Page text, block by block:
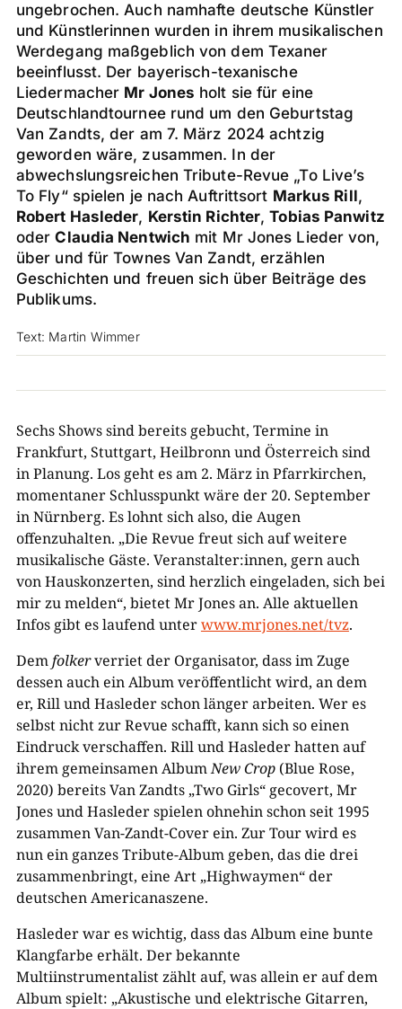
ungebrochen. Auch namhafte deutsche Künstler
und Künstlerinnen wurden in ihrem musikalischen
Werdegang maßgeblich von dem Texaner
beeinflusst. Der bayerisch-texanische
Liedermacher Mr Jones holt sie für eine
Deutschlandtournee rund um den Geburtstag
Van Zandts, der am 7. März 2024 achtzig
geworden wäre, zusammen. In der
abwechslungsreichen Tribute-Revue „To Live’s
To Fly“ spielen je nach Auftrittsort Markus Rill,
Robert Hasleder, Kerstin Richter,Tobias Panwitz
oderClaudia Nentwich mit Mr Jones Lieder von,
über und für Townes Van Zandt, erzählen
Geschichten und freuen sich über Beiträge des
Publikums.
Text: Martin Wimmer
Sechs Shows sind bereits gebucht, Termine in
Frankfurt, Stuttgart, Heilbronn und Österreich sind
in Planung. Los geht es am 2. März in Pfarrkirchen,
momentaner Schlusspunkt wäre der 20. September
in Nürnberg. Es lohnt sich also, die Augen
offenzuhalten. „Die Revue freut sich auf weitere
musikalische Gäste. Veranstalter:innen, gern auch
von Hauskonzerten, sind herzlich eingeladen, sich bei
mir zu melden“, bietet Mr Jones an. Alle aktuellen
Infos gibt es laufend unterwww.mrjones.net/tvz.
Demfolkerverriet der Organisator, dass im Zuge
dessen auch ein Album veröffentlicht wird, an dem
er, Rill und Hasleder schon länger arbeiten. Wer es
selbst nicht zur Revue schafft, kann sich so einen
Eindruck verschaffen. Rill und Hasleder hatten auf
ihrem gemeinsamen AlbumNew Crop(Blue Rose,
2020) bereits Van Zandts „Two Girls“ gecovert, Mr
Jones und Hasleder spielen ohnehin schon seit 1995
zusammen Van-Zandt-Cover ein. Zur Tour wird es
nun ein ganzes Tribute-Album geben, das die drei
zusammenbringt, eine Art „Highwaymen“ der
deutschen Americanaszene.
Hasleder war es wichtig, dass das Album eine bunte
Klangfarbe erhält. Der bekannte
Multiinstrumentalist zählt auf, was allein er auf dem
Album spielt: „Akustische und elektrische Gitarren,